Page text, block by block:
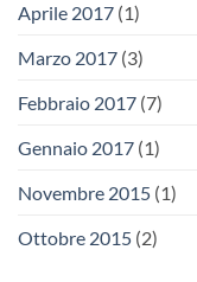
Aprile 2017 (1)
Marzo 2017 (3)
Febbraio 2017 (7)
Gennaio 2017 (1)
Novembre 2015 (1)
Ottobre 2015 (2)